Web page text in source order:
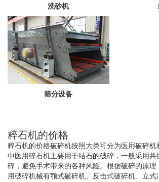
洗砂机
筛分设备
粹石机的价格
粹石机的价格破碎机按照大类可分为医用破碎机
中医用碎石机主要用于结石的破碎，一般采用共
碎，避免手术带来的各种风险。根据破碎的原理
用破碎机械有颚式破碎机、反击式破碎机、立式